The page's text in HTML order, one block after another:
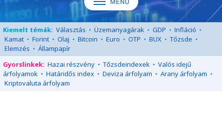
Kiemelt témák: Választás • Üzemanyagárak • GDP • Infláció •
Kamat • Forint • Olaj • Bitcoin • Euro • OTP • BUX • Tőzsde •
Elemzés • Állampapír
Gyorslinkek: Hazai részvény • Tőzsdeindexek • Valós idejű
árfolyamok • Határidős index • Deviza árfolyam • Arany árfolyam •
Kriptovaluta árfolyam